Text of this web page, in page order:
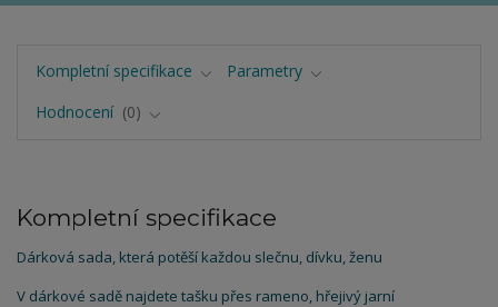
Kompletní specifikace
Parametry
Hodnocení
0
Kompletní specifikace
Dárková sada, která potěší každou slečnu, dívku, ženu
V dárkové sadě najdete tašku přes rameno, hřejivý jarní